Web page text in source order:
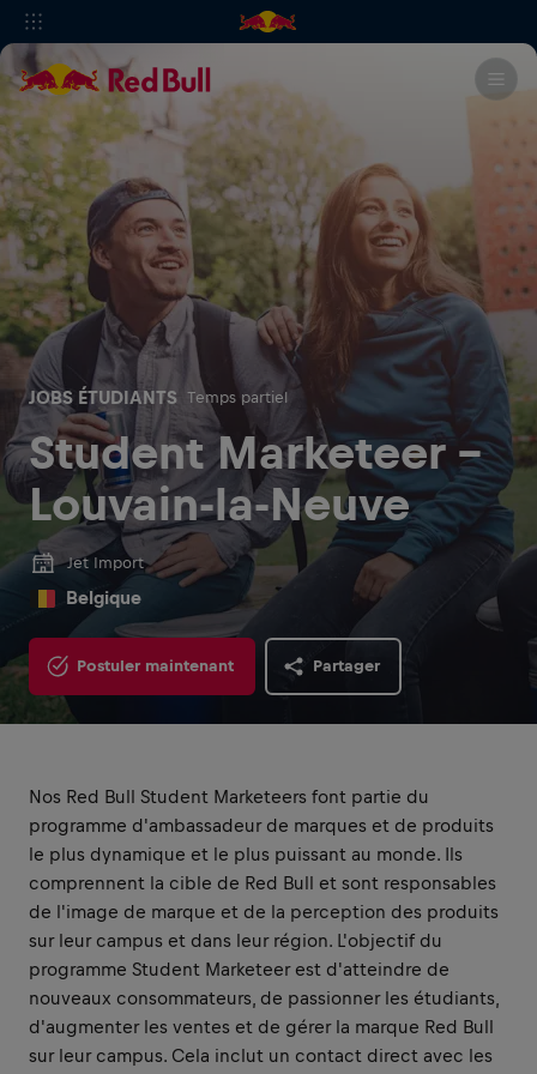
JOBS ÉTUDIANTS Temps partiel
Student Marketeer -
Louvain-la-Neuve
Jet Import
Belgique
Postuler maintenant Partager
Nos Red Bull Student Marketeers font partie du
programme d'ambassadeur de marques et de produits
le plus dynamique et le plus puissant au monde. Ils
comprennent la cible de Red Bull et sont responsables
de l'image de marque et de la perception des produits
sur leur campus et dans leur région. L'objectif du
programme Student Marketeer est d'atteindre de
nouveaux consommateurs, de passionner les étudiants,
d'augmenter les ventes et de gérer la marque Red Bull
sur leur campus. Cela inclut un contact direct avec les